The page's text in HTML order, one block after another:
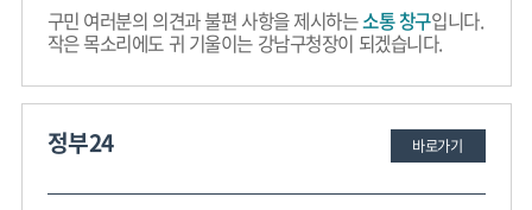
구민 여러분의 의견과 불편 사항을 제시하는소통 창구입니다.
작은 목소리에도 귀 기울이는 강남구청장이 되겠습니다.
정부24 바로가기